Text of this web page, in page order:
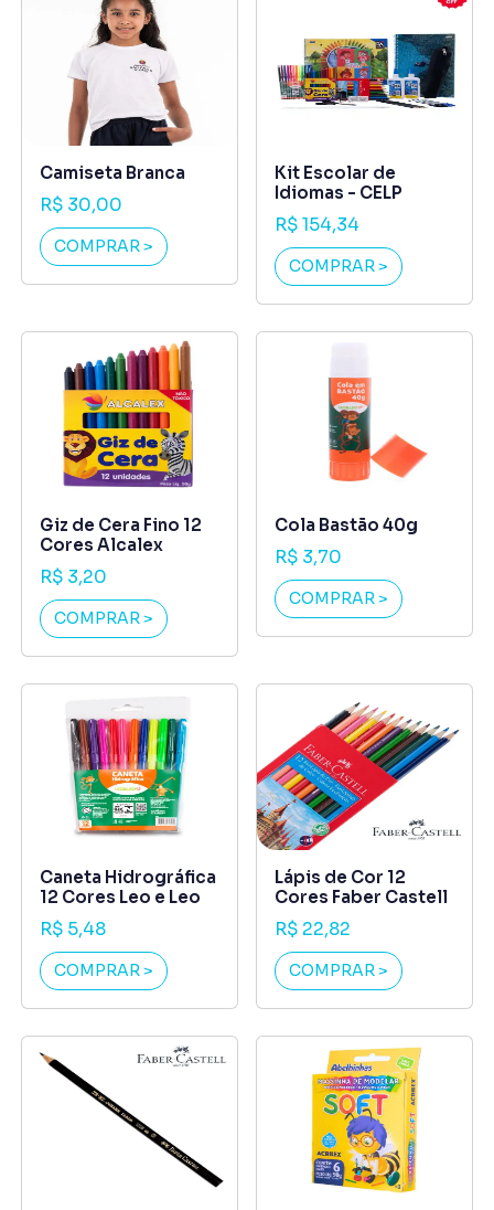
Camiseta Branca
R$ 30,00
COMPRAR >
Kit Escolar de
Idiomas - CELP
R$ 154,34
COMPRAR >
Giz de Cera Fino 12
Cores Alcalex
R$ 3,20
COMPRAR >
Cola Bastão 40g
R$ 3,70
COMPRAR >
Caneta Hidrográfica
12 Cores Leo e Leo
R$ 5,48
COMPRAR >
Lápis de Cor 12
Cores Faber Castell
R$ 22,82
COMPRAR >